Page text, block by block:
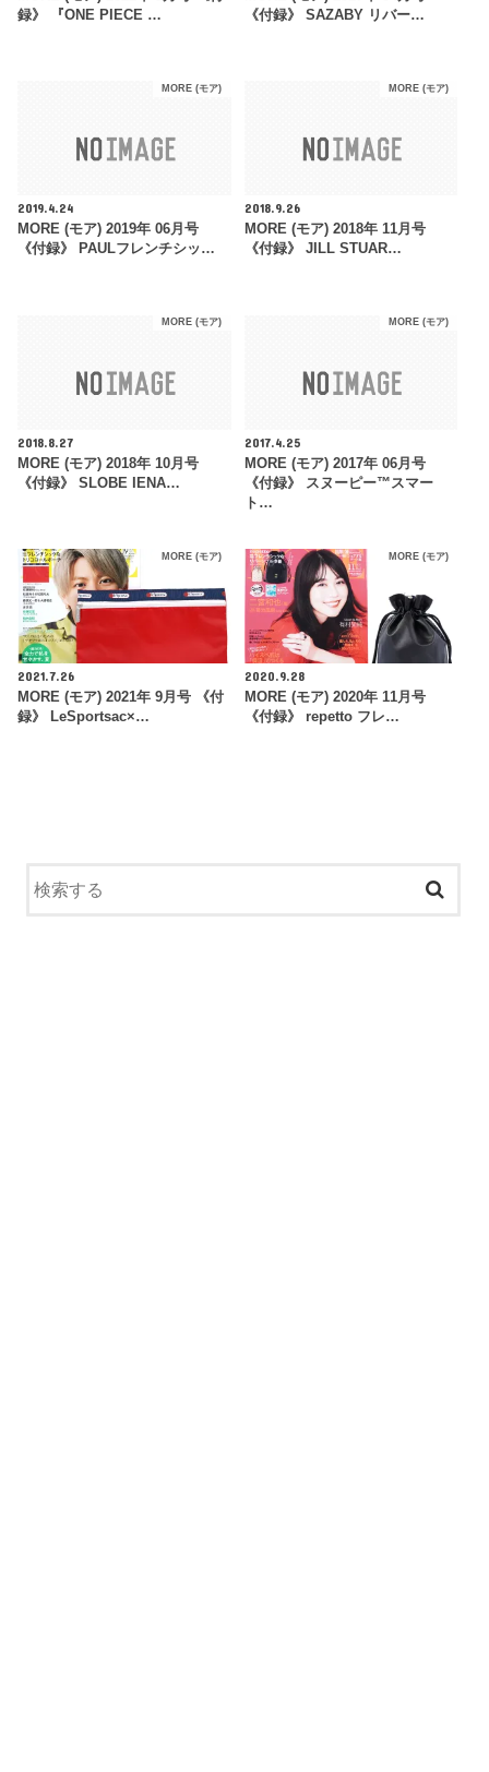
録》 『ONE PIECE …
《付録》 SAZABY リバー…
MORE (モア)
2019.4.24
MORE (モア) 2019年 06月号
《付録》 PAULフレンチシッ…
MORE (モア)
2018.9.26
MORE (モア) 2018年 11月号
《付録》 JILL STUAR…
MORE (モア)
2018.8.27
MORE (モア) 2018年 10月号
《付録》 SLOBE IENA…
MORE (モア)
2017.4.25
MORE (モア) 2017年 06月号
《付録》 スヌーピー™スマー
ト…
MORE (モア)
2021.7.26
MORE (モア) 2021年 9月号 《付
録》 LeSportsac×…
MORE (モア)
2020.9.28
MORE (モア) 2020年 11月号
《付録》 repetto フレ…